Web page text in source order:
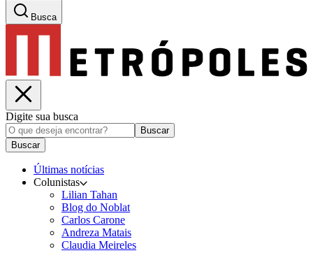
Busca
Digite sua busca
Buscar
Buscar
Últimas notícias
Colunistas
Lilian Tahan
Blog do Noblat
Carlos Carone
Andreza Matais
Claudia Meireles